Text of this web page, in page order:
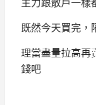
既然今天買完，
理當盡量拉高再
錢吧